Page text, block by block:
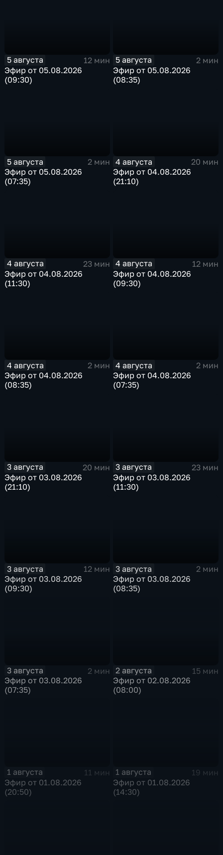
5 августа
12 мин
Эфир от 05.08.2026
(09:30)
5 августа
2 мин
Эфир от 05.08.2026
(08:35)
5 августа
2 мин
Эфир от 05.08.2026
(07:35)
4 августа
20 мин
Эфир от 04.08.2026
(21:10)
4 августа
23 мин
Эфир от 04.08.2026
(11:30)
4 августа
12 мин
Эфир от 04.08.2026
(09:30)
4 августа
2 мин
Эфир от 04.08.2026
(08:35)
4 августа
2 мин
Эфир от 04.08.2026
(07:35)
3 августа
20 мин
Эфир от 03.08.2026
(21:10)
3 августа
23 мин
Эфир от 03.08.2026
(11:30)
3 августа
12 мин
Эфир от 03.08.2026
(09:30)
3 августа
2 мин
Эфир от 03.08.2026
(08:35)
3 августа
2 мин
Эфир от 03.08.2026
(07:35)
2 августа
15 мин
Эфир от 02.08.2026
(08:00)
1 августа
11 мин
Эфир от 01.08.2026
(20:50)
1 августа
19 мин
Эфир от 01.08.2026
(14:30)